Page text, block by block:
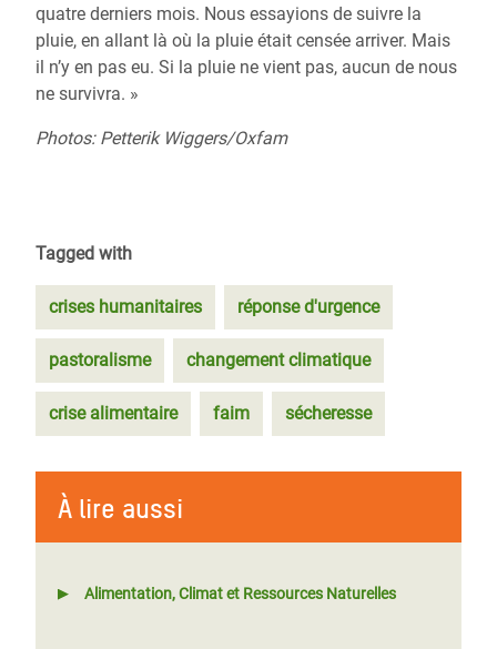
quatre derniers mois. Nous essayions de suivre la
pluie, en allant là où la pluie était censée arriver. Mais
il n’y en pas eu. Si la pluie ne vient pas, aucun de nous
ne survivra. »
Photos: Petterik Wiggers/Oxfam
Tagged with
crises humanitaires réponse d'urgence
pastoralisme changement climatique
crise alimentaire faim sécheresse
À lire aussi
Alimentation, Climat et Ressources Naturelles